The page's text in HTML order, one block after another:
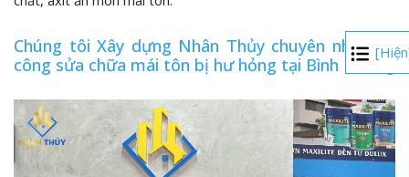
Chúng tôi Xây dựng Nhân Thủy chuyên nhận thi
công sửa chữa mái tôn bị hư hỏng tại Bình Dương